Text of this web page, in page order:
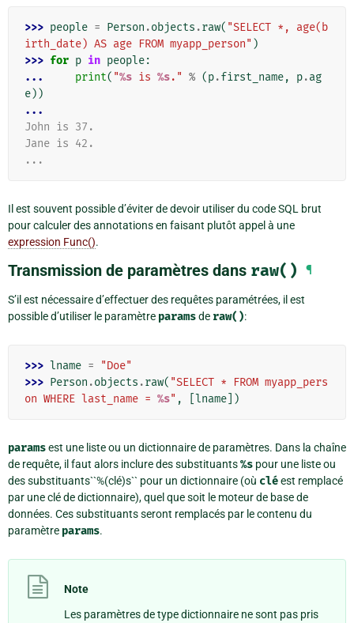
>>> people = Person .objects .raw( "SELECT *, age(b
irth_date) AS age FROM myapp_person" )
>>> for p in people:
...
print( "%s is %s." % (p.first_name, p.ag
e))
...
John is 37.
Jane is 42.
...
Il est souvent possible d’éviter de devoir utiliser du code SQL brut
pour calculer des annotations en faisant plutôt appel à une
expression Func().
Transmission de paramètres dans raw() ¶
S’il est nécessaire d’effectuer des requêtes paramétrées, il est
possible d’utiliser le paramètre paramsde raw():
>>> lname =
"Doe"
>>> Person .objects .raw( "SELECT * FROM myapp_pers
on WHERE last_name = %s" , lname ])
paramsest une liste ou un dictionnaire de paramètres. Dans la chaîne
de requête, il faut alors inclure des substituants%s pour une liste ou
des substituants``%(clé)s`` pour un dictionnaire (où cléest remplacé
par une clé de dictionnaire), quel que soit le moteur de base de
données. Ces substituants seront remplacés par le contenu du
paramètre params.
Note
Les paramètres de type dictionnaire ne sont pas pris